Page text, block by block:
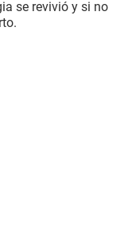
se revivió y si no